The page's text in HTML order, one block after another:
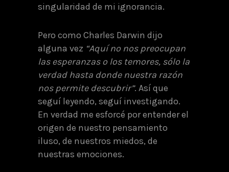
singularidad de mi ignorancia.
Pero como Charles Darwin dijo
alguna vez “Aquí no nos preocupan
las esperanzas o los temores, sólo la
verdad hasta donde nuestra razón
nos permite descubrir”. Así que
seguí leyendo, seguí investigando.
En verdad me esforcé por entender el
origen de nuestro pensamiento
iluso, de nuestros miedos, de
nuestras emociones.